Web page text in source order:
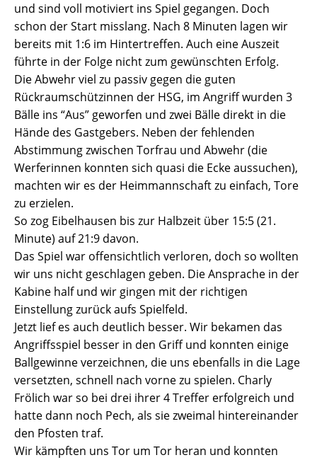
und sind voll motiviert ins Spiel gegangen. Doch
schon der Start misslang. Nach 8 Minuten lagen wir
bereits mit 1:6 im Hintertreffen. Auch eine Auszeit
führte in der Folge nicht zum gewünschten Erfolg.
Die Abwehr viel zu passiv gegen die guten
Rückraumschützinnen der HSG, im Angriff wurden 3
Bälle ins “Aus” geworfen und zwei Bälle direkt in die
Hände des Gastgebers. Neben der fehlenden
Abstimmung zwischen Torfrau und Abwehr (die
Werferinnen konnten sich quasi die Ecke aussuchen),
machten wir es der Heimmannschaft zu einfach, Tore
zu erzielen.
So zog Eibelhausen bis zur Halbzeit über 15:5 (21.
Minute) auf 21:9 davon.
Das Spiel war offensichtlich verloren, doch so wollten
wir uns nicht geschlagen geben. Die Ansprache in der
Kabine half und wir gingen mit der richtigen
Einstellung zurück aufs Spielfeld.
Jetzt lief es auch deutlich besser. Wir bekamen das
Angriffsspiel besser in den Griff und konnten einige
Ballgewinne verzeichnen, die uns ebenfalls in die Lage
versetzten, schnell nach vorne zu spielen. Charly
Frölich war so bei drei ihrer 4 Treffer erfolgreich und
hatte dann noch Pech, als sie zweimal hintereinander
den Pfosten traf.
Wir kämpften uns Tor um Tor heran und konnten